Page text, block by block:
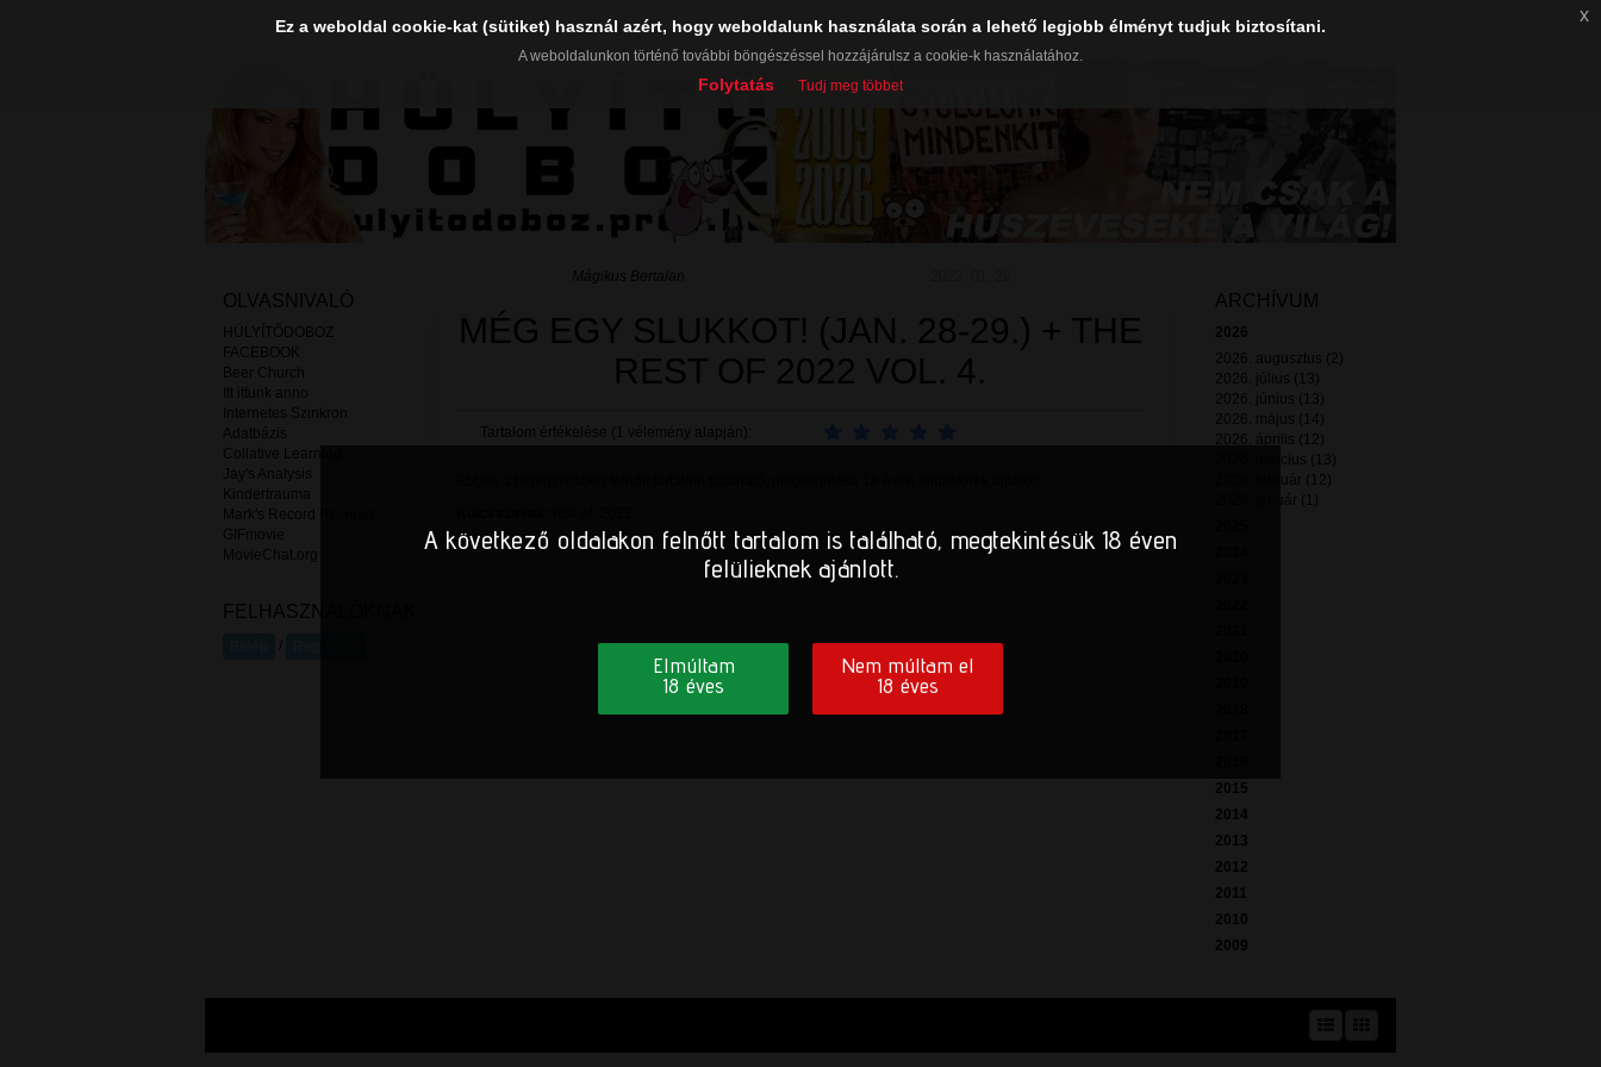
Mágikus Bertalan
MÉG EGY SLUKKOT! (JAN. 28-29.) + THE
REST OF 2022 VOL. 4.
Tartalom értékelése (1 vélemény alapján):
OLVASNIVALÓ
HÜLYÍTŐDOBOZ
FACEBOOK
Beer Church
Itt ittunk anno
Internetes Szinkron
Adatbázis
Collative Learning
Jay's Analysis
Kindertrauma
Mark's Record Reviews
GIFmovie
MovieChat.org
FELHASZNÁLÓKNAK
ARCHÍVUM
2026
2026. augusztus (2)
2026. július (13)
2026. június (13)
2026. május (14)
2026. április (12)
2026. március (13)
2026. február (12)
2026. január (1)
2015
2014
2013
2012
2011
2010
2009
A következő oldalakon felnőtt tartalom is található, megtekintésük 18 éven
felülieknek ajánlott.
Elmúltam
18 éves
Nem múltam el
18 éves
Ez a weboldal cookie-kat (sütiket) használ azért, hogy weboldalunk használata során a lehető legjobb élményt tudjuk biztosítani.
A weboldalunkon történő további böngészéssel hozzájárulsz a cookie-k használatához.
Folytatás Tudj meg többet
x